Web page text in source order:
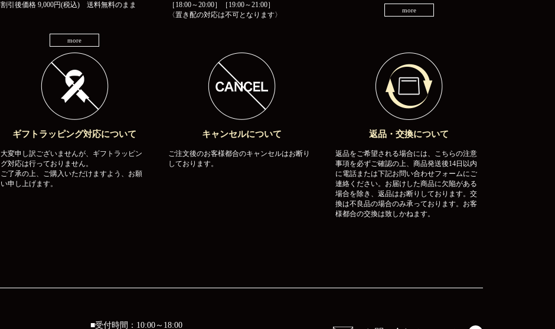
割引後価格 9,000円(税込) 送料無料のまま
more
［18:00～20:00］［19:00～21:00］
〈置き配の対応は不可となります〉
more
ギフトラッピング対応について
大変申し訳ございませんが、ギフトラッピン
グ対応は行っておりません。
ご了承の上、ご購入いただけますよう、お願
い申し上げます。
キャンセルについて
ご注文後のお客様都合のキャンセルはお断り
しております。
返品・交換について
返品をご希望される場合には、こちらの注意
事項を必ずご確認の上、商品発送後14日以内
に電話または下記お問い合わせフォームにご
連絡ください。お届けした商品に欠陥がある
場合を除き、返品はお断りしております。交
換は不良品の場合のみ承っております。お客
様都合の交換は致しかねます。
■受付時間：10:00～18:00